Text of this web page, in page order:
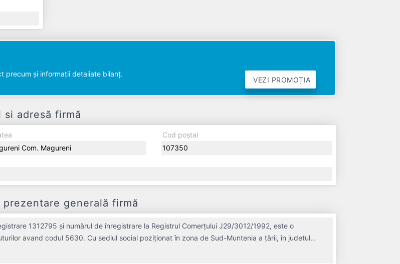
precum și informații detaliate bilanț.
VEZI PROMOȚIA
si adresă firmă
Com. Magureni
Cod poștal
107350
prezentare generală firmă
1312795 și numărul de înregistrare la Registrul Comerțului J29/3012/1992, este o
avand codul 5630. Cu sediul social poziționat în zona de Sud-Muntenia a țării, în judetul